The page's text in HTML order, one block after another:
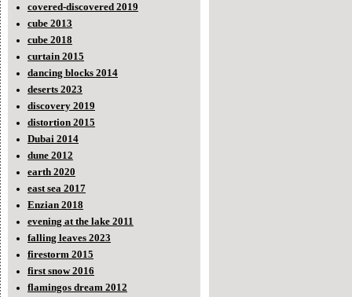
covered-discovered 2019
cube 2013
cube 2018
curtain 2015
dancing blocks 2014
deserts 2023
discovery 2019
distortion 2015
Dubai 2014
dune 2012
earth 2020
east sea 2017
Enzian 2018
evening at the lake 2011
falling leaves 2023
firestorm 2015
first snow 2016
flamingos dream 2012